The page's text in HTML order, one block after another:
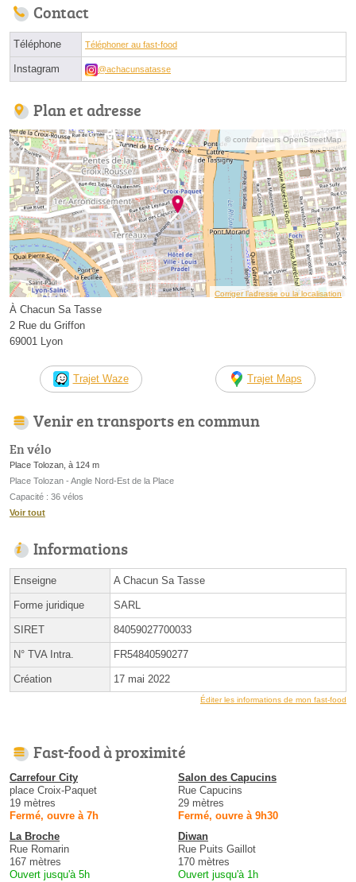
Contact
Téléphone Téléphoner au fast-food
Instagram @achacunsatasse
Plan et adresse
© contributeurs OpenStreetMap
Corriger l’adresse ou la localisation
À Chacun Sa Tasse
2 Rue du Griffon
69001 Lyon
Trajet Waze Trajet Maps
Venir en transports en commun
En vélo
Place Tolozan, à 124 m
Place Tolozan - Angle Nord-Est de la Place
Capacité : 36 vélos
Voir tout
Informations
Enseigne A Chacun Sa Tasse
Forme juridique SARL
SIRET 84059027700033
N° TVA Intra. FR54840590277
Création 17 mai 2022
Éditer les informations de mon fast-food
Fast-food à proximité
Carrefour City
place Croix-Paquet
19 mètres
Fermé, ouvre à 7h
Salon des Capucins
Rue Capucins
29 mètres
Fermé, ouvre à 9h30
La Broche
Rue Romarin
167 mètres
Ouvert jusqu'à 5h
Diwan
Rue Puits Gaillot
170 mètres
Ouvert jusqu'à 1h